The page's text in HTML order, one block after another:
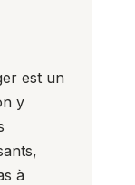
est un
y
à